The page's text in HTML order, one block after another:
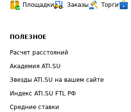
Площадки
Заказы Торги
ПОЛЕЗНОЕ
Расчет расстояний
Академия ATI.SU
Звезды ATI.SU на вашем сайте
Индекс ATI.SU FTL РФ
Средние ставки